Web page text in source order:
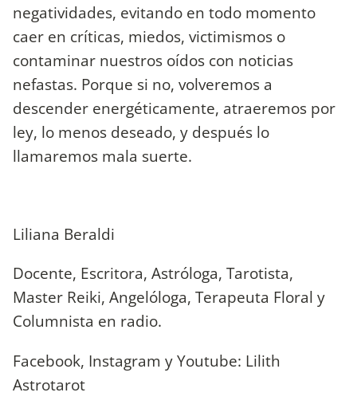
negatividades, evitando en todo momento
caer en críticas, miedos, victimismos o
contaminar nuestros oídos con noticias
nefastas. Porque si no, volveremos a
descender energéticamente, atraeremos por
ley, lo menos deseado, y después lo
llamaremos mala suerte.
Liliana Beraldi
Docente, Escritora, Astróloga, Tarotista,
Master Reiki, Angelóloga, Terapeuta Floral y
Columnista en radio.
Facebook, Instagram y Youtube: Lilith
Astrotarot